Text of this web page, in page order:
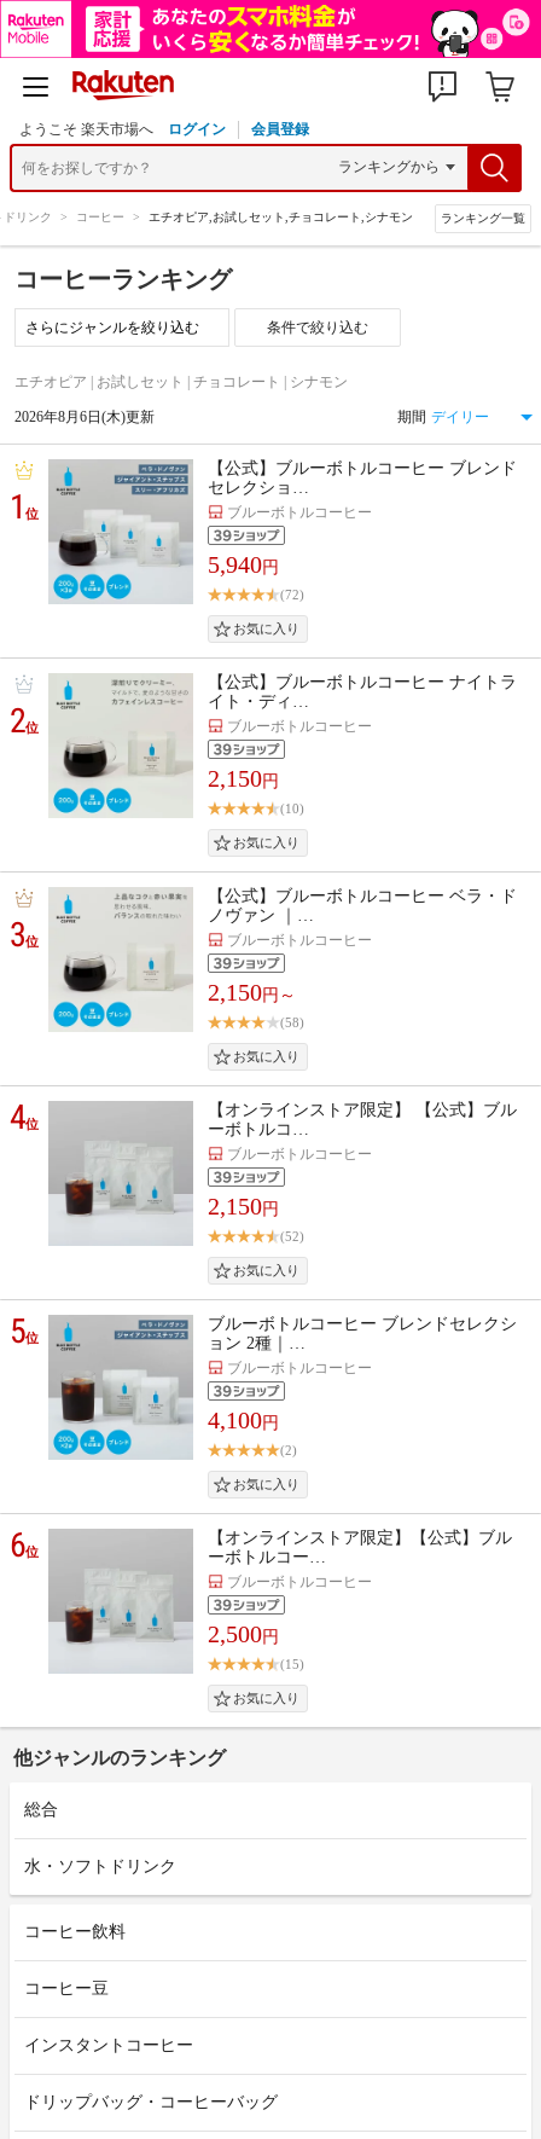
ようこそ 楽天市場へ ログイン 会員登録
リンク > コーヒー > エチオピア,お試しセット,チョコレート,シナモン ランキング一覧
コーヒーランキング
条件で絞り込む
エチオピア | お試しセット | チョコレート | シナモン
2026年8月6日(木)更新 期間
1位
【公式】ブルーボトルコーヒー ブレンド
セレクショ…
ブルーボトルコーヒー
5,940円
(72)
2位
【公式】ブルーボトルコーヒー ナイトラ
イト・ディ…
ブルーボトルコーヒー
2,150円
(10)
3位
【公式】ブルーボトルコーヒー ベラ・ド
ノヴァン ｜…
ブルーボトルコーヒー
2,150円～
(58)
4位
【オンラインストア限定】 【公式】ブル
ーボトルコ…
ブルーボトルコーヒー
2,150円
(52)
5位
ブルーボトルコーヒー ブレンドセレクシ
ョン 2種｜…
ブルーボトルコーヒー
4,100円
(2)
6位
【オンラインストア限定】【公式】ブル
ーボトルコー…
ブルーボトルコーヒー
2,500円
(15)
他ジャンルのランキング
総合
水・ソフトドリンク
コーヒー飲料
コーヒー豆
インスタントコーヒー
ドリップバッグ・コーヒーバッグ